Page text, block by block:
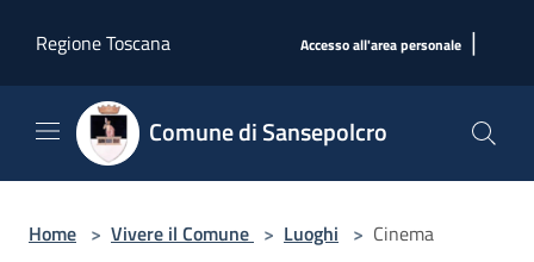
Regione Toscana
Accesso all'area personale |
Comune di Sansepolcro
Home > Vivere il Comune > Luoghi > Cinema